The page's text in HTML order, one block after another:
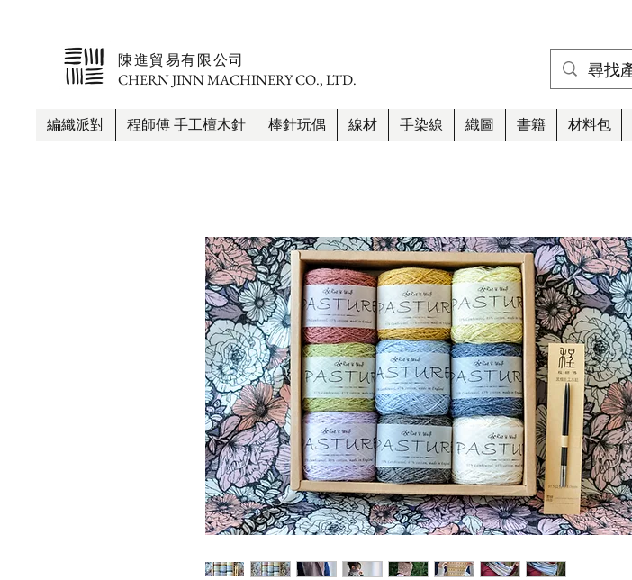
​陳進貿易有限公司
CHERN JINN MACHINERY CO., LTD.
編織派對 程師傅 手工檀木針 棒針玩偶 線材 手染線 織圖 書籍 材料包